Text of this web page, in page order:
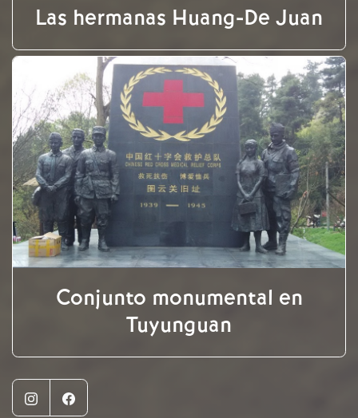
Las hermanas Huang-De Juan
Conjunto monumental en
Tuyunguan
InstagramFacebook